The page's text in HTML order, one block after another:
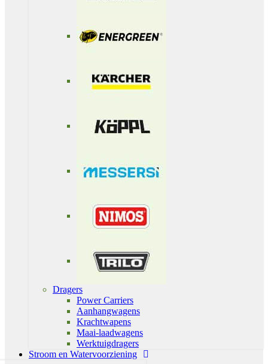
Dragers
Power Carriers
Aanhangwagens
Krachtwapens
Maai-laadwagens
Werktuigdragers
Stroom en Watervoorziening